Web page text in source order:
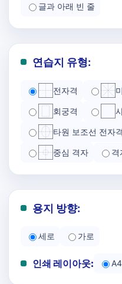
글과 아래 빈 줄
연습지 유형:
전자격
회궁격
타원 보조선 전자격
중심 격자 격
용지 방향:
세로 가로
인쇄 레이아웃: A4